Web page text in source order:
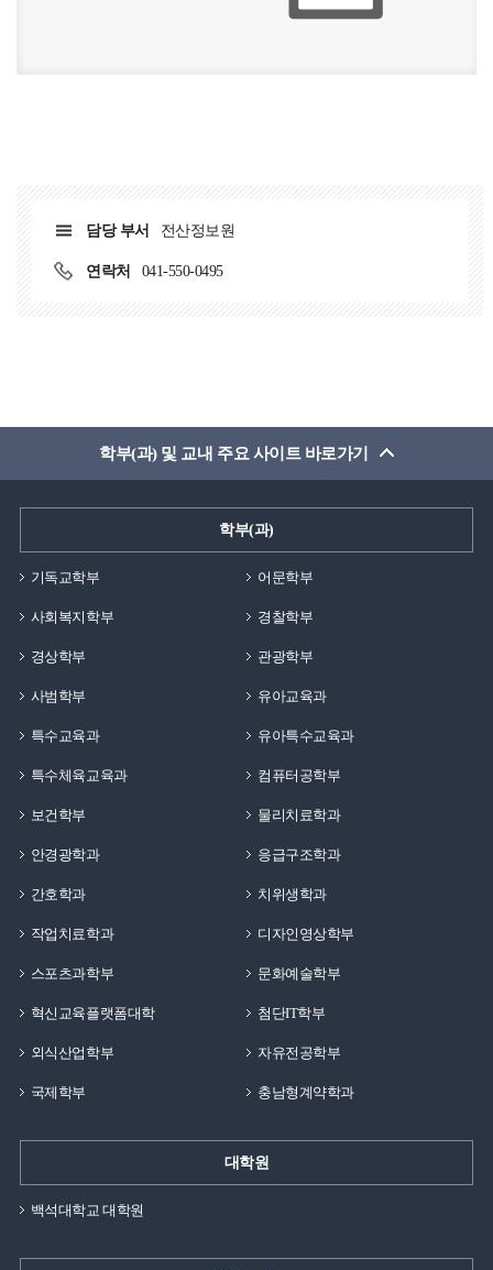
담당 부서 전산정보원
연락처 041-550-0495
학부(과) 및 교내 주요 사이트 바로가기
학부(과)
기독교학부 어문학부
사회복지학부 경찰학부
경상학부 관광학부
사범학부 유아교육과
특수교육과 유아특수교육과
특수체육교육과 컴퓨터공학부
보건학부 물리치료학과
안경광학과 응급구조학과
간호학과 치위생학과
작업치료학과 디자인영상학부
스포츠과학부 문화예술학부
혁신교육플랫폼대학 첨단IT학부
외식산업학부 자유전공학부
국제학부 충남형계약학과
대학원
백석대학교 대학원